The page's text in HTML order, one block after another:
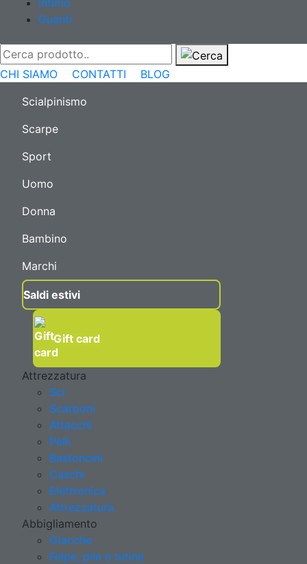
Intimo
Guanti
CHI SIAMO CONTATTI
BLOG
Scialpinismo
Scarpe
Sport
Uomo
Donna
Bambino
Marchi
Saldi estivi
Gift card
Attrezzatura
Sci
Scarponi
Attacchi
Pelli
Bastoncini
Caschi
Elettronica
Attrezzatura
Abbigliamento
Giacche
Felpe, pile e tutine